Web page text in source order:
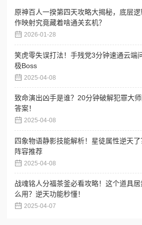
原神百人一揆第四天攻略大揭秘，底层
作映射究竟藏着啥通关玄机？
2026-01-28
笑虎零失误打法！手残党3分钟速通云端
极Boss
2025-04-08
致命演出凶手是谁？20分钟破解犯罪大
答案！
2025-04-08
四象物语静影技能解析！星徒属性逆天
阵容推荐
2025-04-08
战魂铭人分福茶釜必看攻略！这个道具
么用？逆天功能秒懂！
2025-04-07